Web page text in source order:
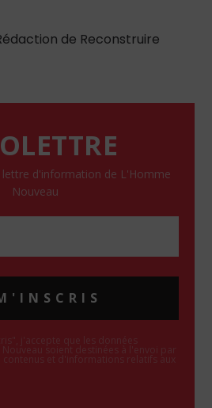
de Reconstruire
lettre d'information de L'Homme
Nouveau
j'accepte que les données
soient destinées à l'envoi par
et d'informations relatifs aux